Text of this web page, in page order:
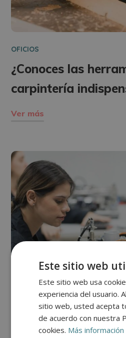
OFICIOS
¿Conoces las
carpintería
Ver más
OFICIOS
Este sitio web
Este sitio web usa
experiencia del usuario.
sitio web, usted acepta
de acuerdo con nuestra
cookies. Más información